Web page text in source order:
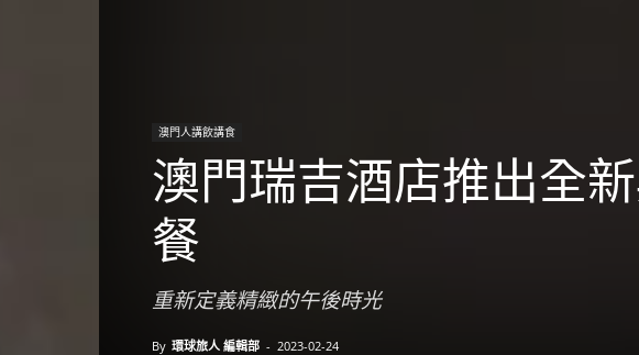
澳門人講飲講食
澳門瑞吉酒店推出全
餐
重新定義精緻的午後時光
By 環球旅人 編輯部 - 2023-02-24